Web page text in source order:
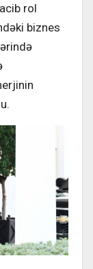
rol
biznes